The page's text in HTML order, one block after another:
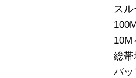
ス
総帯
バッ